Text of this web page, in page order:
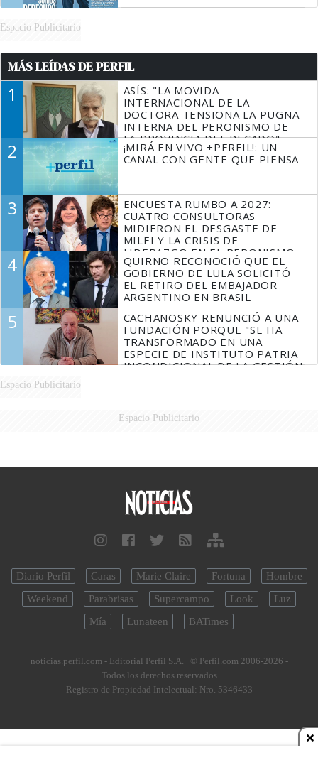
Espacio Publicitario
MÁS LEÍDAS DE PERFIL
1
ASÍS: "LA MOVIDA
INTERNACIONAL DE LA
DOCTORA TENSIONA LA PUGNA
INTERNA DEL PERONISMO DE
LA PROVINCIA DEL PECADO"
2
¡MIRÁ EN VIVO +PERFIL!: UN
CANAL CON GENTE QUE PIENSA
3
ENCUESTA RUMBO A 2027:
CUATRO CONSULTORAS
MIDIERON EL DESGASTE DE
MILEI Y LA CRISIS DE
LIDERAZGO EN EL PERONISMO
4
QUIRNO RECONOCIÓ QUE EL
GOBIERNO DE LULA SOLICITÓ
EL RETIRO DEL EMBAJADOR
ARGENTINO EN BRASIL
5
CACHANOSKY RENUNCIÓ A UNA
FUNDACIÓN PORQUE "SE HA
TRANSFORMADO EN UNA
ESPECIE DE INSTITUTO PATRIA
INCONDICIONAL DE LA GESTIÓN
Espacio Publicitario
Espacio Publicitario
Diario Perfil Caras Marie Claire Fortuna
Hombre
Weekend
Parabrisas Supercampo Look
Luz
Mía
Lunateen BATimes
noticias.perfil.com - Editorial Perfil S.A. | © Perfil.com 2006-2026 -
Todos los derechos reservados
Registro de Propiedad Intelectual: Nro. 5346433